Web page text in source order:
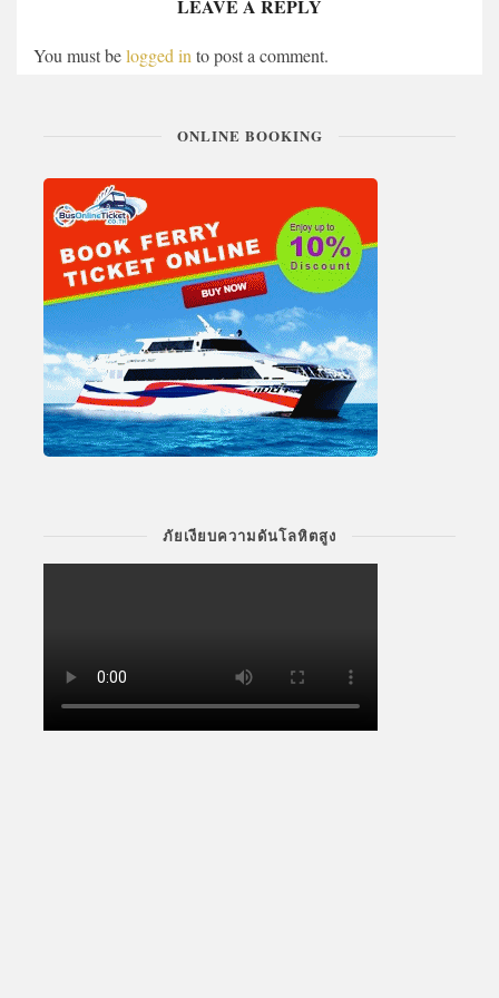
LEAVE A REPLY
You must belogged in to post a comment.
ONLINE BOOKING
ภัยเงียบความดันโลหิตสูง